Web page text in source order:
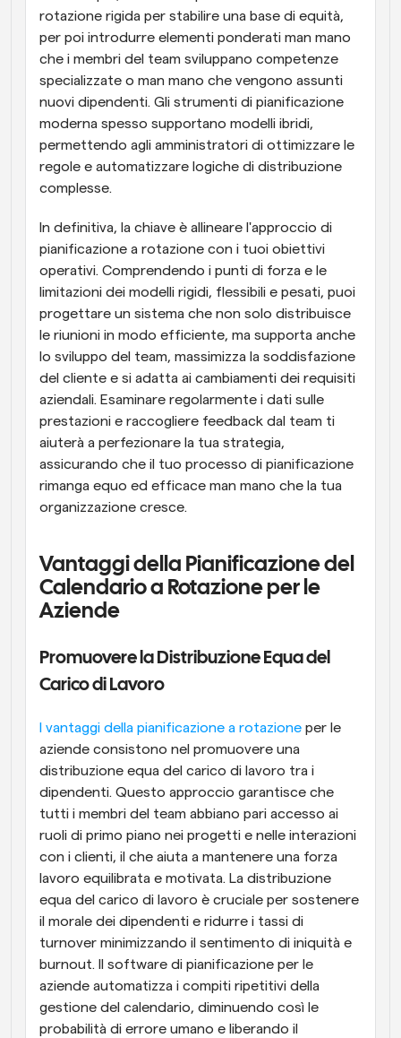
rotazione rigida per stabilire una base di equità,
per poi introdurre elementi ponderati man mano
che i membri del team sviluppano competenze
specializzate o man mano che vengono assunti
nuovi dipendenti. Gli strumenti di pianificazione
moderna spesso supportano modelli ibridi,
permettendo agli amministratori di ottimizzare le
regole e automatizzare logiche di distribuzione
complesse.
In definitiva, la chiave è allineare l'approccio di
pianificazione a rotazione con i tuoi obiettivi
operativi. Comprendendo i punti di forza e le
limitazioni dei modelli rigidi, flessibili e pesati, puoi
progettare un sistema che non solo distribuisce
le riunioni in modo efficiente, ma supporta anche
lo sviluppo del team, massimizza la soddisfazione
del cliente e si adatta ai cambiamenti dei requisiti
aziendali. Esaminare regolarmente i dati sulle
prestazioni e raccogliere feedback dal team ti
aiuterà a perfezionare la tua strategia,
assicurando che il tuo processo di pianificazione
rimanga equo ed efficace man mano che la tua
organizzazione cresce.
Vantaggi della Pianificazione del
Calendario a Rotazione per le
Aziende
Promuovere la Distribuzione Equa del
Carico di Lavoro
I vantaggi della pianificazione a rotazione per le
aziende consistono nel promuovere una
distribuzione equa del carico di lavoro tra i
dipendenti. Questo approccio garantisce che
tutti i membri del team abbiano pari accesso ai
ruoli di primo piano nei progetti e nelle interazioni
con i clienti, il che aiuta a mantenere una forza
lavoro equilibrata e motivata. La distribuzione
equa del carico di lavoro è cruciale per sostenere
il morale dei dipendenti e ridurre i tassi di
turnover minimizzando il sentimento di iniquità e
burnout. Il software di pianificazione per le
aziende automatizza i compiti ripetitivi della
gestione del calendario, diminuendo così le
probabilità di errore umano e liberando il